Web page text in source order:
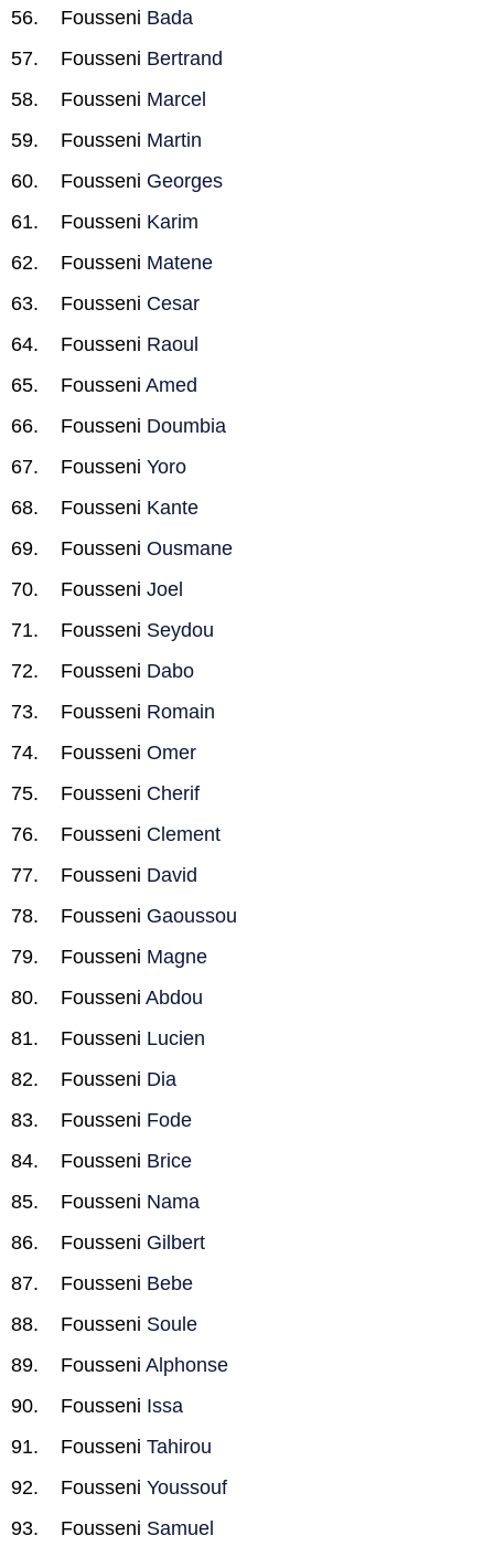
Fousseni Bada
Fousseni Bertrand
Fousseni Marcel
Fousseni Martin
Fousseni Georges
Fousseni Karim
Fousseni Matene
Fousseni Cesar
Fousseni Raoul
Fousseni Amed
Fousseni Doumbia
Fousseni Yoro
Fousseni Kante
Fousseni Ousmane
Fousseni Joel
Fousseni Seydou
Fousseni Dabo
Fousseni Romain
Fousseni Omer
Fousseni Cherif
Fousseni Clement
Fousseni David
Fousseni Gaoussou
Fousseni Magne
Fousseni Abdou
Fousseni Lucien
Fousseni Dia
Fousseni Fode
Fousseni Brice
Fousseni Nama
Fousseni Gilbert
Fousseni Bebe
Fousseni Soule
Fousseni Alphonse
Fousseni Issa
Fousseni Tahirou
Fousseni Youssouf
Fousseni Samuel